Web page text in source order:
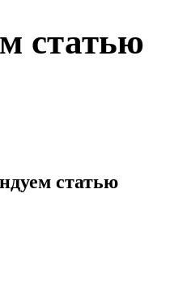
статью
статью